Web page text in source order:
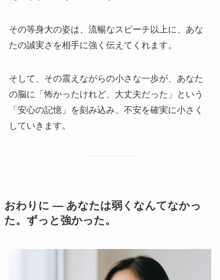
その等身大の姿は、流暢なスピーチ以上に、あな
たの誠実さを相手に強く伝えてくれます。
そして、その震えながらの小さな一歩が、あなた
の脳に「怖かったけれど、大丈夫だった」という
「安心の記憶」を刻み込み、不安を確実に小さく
していきます。
おわりに ― あなたは弱くなんてなかっ
た。ずっと強かった。